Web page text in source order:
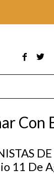
Con
11 De